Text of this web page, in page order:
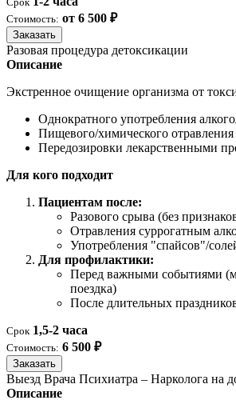
Стоимость: от 6 500 ₽
Заказать
Разовая процедура детоксикации
Описание
Экстренное очищение организма от
Однократного употребления
Пищевого/химического отравления
Передозировки лекарственными
Для кого подходит
Пациентам после:
Разового срыва (без
Отравления суррогатным
Употребления "спайсов"/
Для профилактики:
Перед важными событиями
поездка)
После длительных
Срок 1,5-2 часа
Стоимость: 6 500 ₽
Заказать
Выезд Врача Психиатра – Нарколога на
Описание